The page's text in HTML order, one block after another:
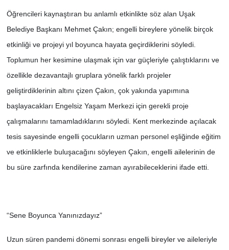
Öğrencileri kaynaştıran bu anlamlı etkinlikte söz alan Uşak
Belediye Başkanı Mehmet Çakın; engelli bireylere yönelik birçok
etkinliği ve projeyi yıl boyunca hayata geçirdiklerini söyledi.
Toplumun her kesimine ulaşmak için var güçleriyle çalıştıklarını ve
özellikle dezavantajlı gruplara yönelik farklı projeler
geliştirdiklerinin altını çizen Çakın, çok yakında yapımına
başlayacakları Engelsiz Yaşam Merkezi için gerekli proje
çalışmalarını tamamladıklarını söyledi. Kent merkezinde açılacak
tesis sayesinde engelli çocukların uzman personel eşliğinde eğitim
ve etkinliklerle buluşacağını söyleyen Çakın, engelli ailelerinin de
bu süre zarfında kendilerine zaman ayırabileceklerini ifade etti.
“Sene Boyunca Yanınızdayız”
Uzun süren pandemi dönemi sonrası engelli bireyler ve aileleriyle